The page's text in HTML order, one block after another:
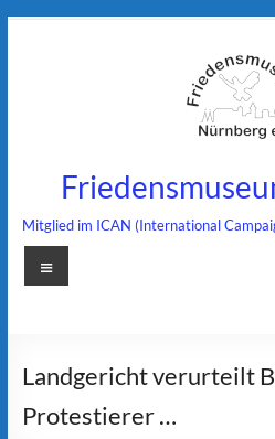
Mitglied im ICAN (International
Menü
Landgericht verurteilt
Protestierer …